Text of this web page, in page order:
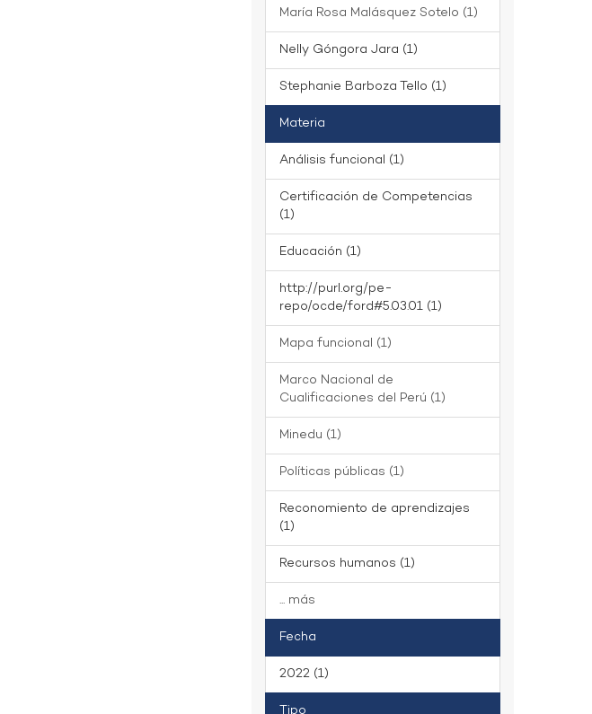
María Rosa Malásquez Sotelo (1)
Nelly Góngora Jara (1)
Stephanie Barboza Tello (1)
Materia
Análisis funcional (1)
Certificación de Competencias
(1)
Educación (1)
http://purl.org/pe-
repo/ocde/ford#5.03.01 (1)
Mapa funcional (1)
Marco Nacional de
Cualificaciones del Perú (1)
Minedu (1)
Políticas públicas (1)
Reconomiento de aprendizajes
(1)
Recursos humanos (1)
... más
Fecha
2022 (1)